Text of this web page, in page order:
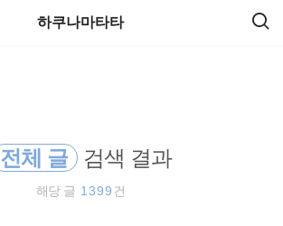
하쿠나마타타
전체 글 검색 결과
해당 글 1399 건